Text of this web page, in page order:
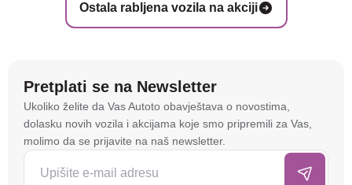
Ostala rabljena vozila na akciji
Pretplati se na Newsletter
Ukoliko želite da Vas Autoto obavještava o novostima,
dolasku novih vozila i akcijama koje smo pripremili za Vas,
molimo da se prijavite na naš newsletter.
Na stranici
tehnologije kako bismo spremali i pristupali
informacijama na vašem uređaju. To nam omogućuje
da poboljšamo funkcionalnost stranice, analiziramo
posjećenost te prikazujemo personalizirane oglase i